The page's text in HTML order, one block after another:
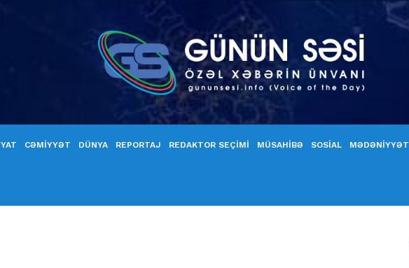
CƏMİYYƏT DÜNYA REPORTAJ REDAKTOR SEÇİMİ MÜSAHİBƏ SOSİAL MƏDƏNİYYƏT